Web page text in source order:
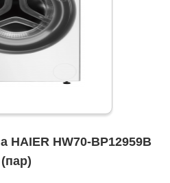
HW70-BP12959B
(пар)